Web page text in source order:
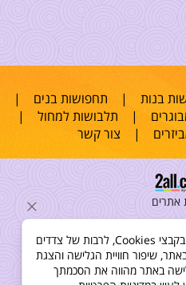
בנות | תחפושות בנים |
| תלבושות למחול |
| צור קשר
אתרים
לידיעתך, באתרנו נעשה שימוש בקבצי Cookies, לרבות של צדדים
שיפור חוויית הגלישה והצגת
באתר מהווה את הסכמתך